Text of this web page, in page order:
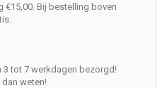
€15,00. Bij bestelling boven
tot 7 werkdagen bezorgd!
weten!